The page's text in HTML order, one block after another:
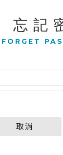
忘 記
FORGET
取消